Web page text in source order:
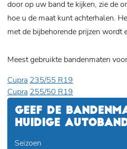
door op uw band te kijken, zie de
hoe u de maat kunt achterhalen.
met de bijbehorende prijzen wordt
Meest gebruikte bandenmaten
Cupra 235/55 R19
Cupra 255/50 R19
GEEF DE
HUIDIGE
Seizoen